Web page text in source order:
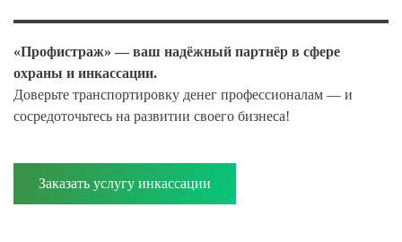
«Профистраж» — ваш надёжный партнёр в сфере
охраны и инкассации.
Доверьте транспортировку денег профессионалам — и
сосредоточьтесь на развитии своего бизнеса!
Заказать услугу инкассации